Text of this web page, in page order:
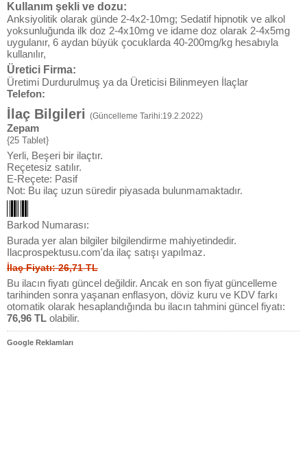
Kullanım şekli ve dozu:
Anksiyolitik olarak günde 2-4x2-10mg; Sedatif hipnotik ve alkol
yoksunluğunda ilk doz 2-4x10mg ve idame doz olarak 2-4x5mg
uygulanır, 6 aydan büyük çocuklarda 40-200mg/kg hesabıyla
kullanılır,
Üretici Firma:
Üretimi Durdurulmuş ya da Üreticisi Bilinmeyen İlaçlar
Telefon:
İlaç Bilgileri (Güncelleme Tarihi:19.2.2022)
Zepam
{25 Tablet}
Yerli, Beşeri bir ilaçtır.
Reçetesiz satılır.
E-Reçete: Pasif
Not: Bu ilaç uzun süredir piyasada bulunmamaktadır.
Barkod Numarası:
Burada yer alan bilgiler bilgilendirme mahiyetindedir.
Ilacprospektusu.com'da ilaç satışı yapılmaz.
İlaç Fiyatı: 26,71 TL
Bu ilacın fiyatı güncel değildir. Ancak en son fiyat güncelleme
tarihinden sonra yaşanan enflasyon, döviz kuru ve KDV farkı
otomatik olarak hesaplandığında bu ilacın tahmini güncel fiyatı:
76,96 TL olabilir.
Google Reklamları